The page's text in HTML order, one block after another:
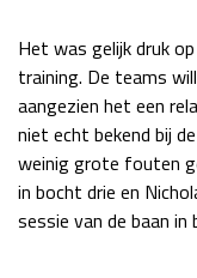
Kwalificatie
Race
LAS VEGAS
Kwalificatie
Race
GP ABU DHABI
Het was gelijk druk
training. De teams
aangezien het een
niet echt bekend bij
weinig grote fouten
in bocht drie en
sessie van de baan